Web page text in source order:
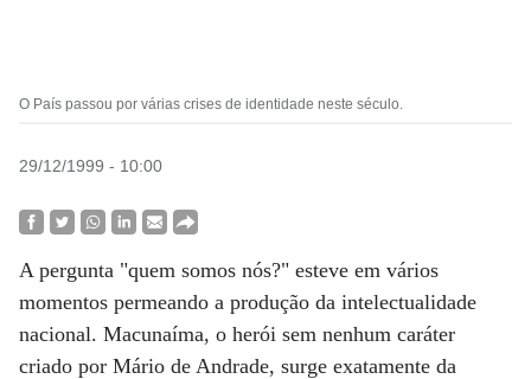
O País passou por várias crises de identidade neste século.
29/12/1999 - 10:00
A pergunta "quem somos nós?" esteve em vários
momentos permeando a produção da intelectualidade
nacional. Macunaíma, o herói sem nenhum caráter
criado por Mário de Andrade, surge exatamente da